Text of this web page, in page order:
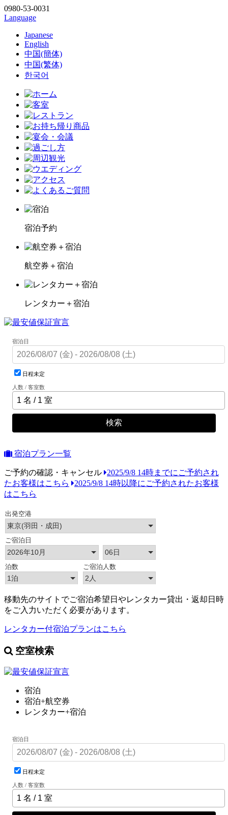
0980-53-0031
Language
Japanese
English
中国(簡体)
中国(繁体)
한국어
宿泊予約
航空券＋宿泊
レンタカー＋宿泊
宿泊日
日程未定
人数 / 客室数
検索
宿泊プラン一覧
ご予約の確認・キャンセル
2025/9/8 14時までにご予約され
たお客様はこちら
2025/9/8 14時以降にご予約されたお客様
はこちら
移動先のサイトでご宿泊希望日やレンタカー貸出・返却日時
をご入力いただく必要があります。
レンタカー付宿泊プランはこちら
空室検索
宿泊
宿泊+航空券
レンタカー+宿泊
宿泊日
日程未定
人数 / 客室数